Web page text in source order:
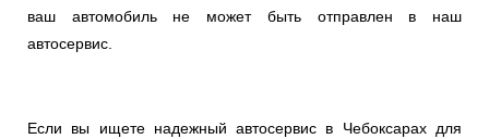
ваш автомобиль не может быть отправлен в наш
автосервис.
Если вы ищете надежный автосервис в Чебоксарах для